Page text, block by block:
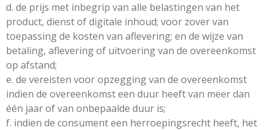
d. de prijs met inbegrip van alle belastingen van het
product, dienst of digitale inhoud; voor zover van
toepassing de kosten van aflevering; en de wijze van
betaling, aflevering of uitvoering van de overeenkomst
op afstand;
e. de vereisten voor opzegging van de overeenkomst
indien de overeenkomst een duur heeft van meer dan
één jaar of van onbepaalde duur is;
f. indien de consument een herroepingsrecht heeft, het